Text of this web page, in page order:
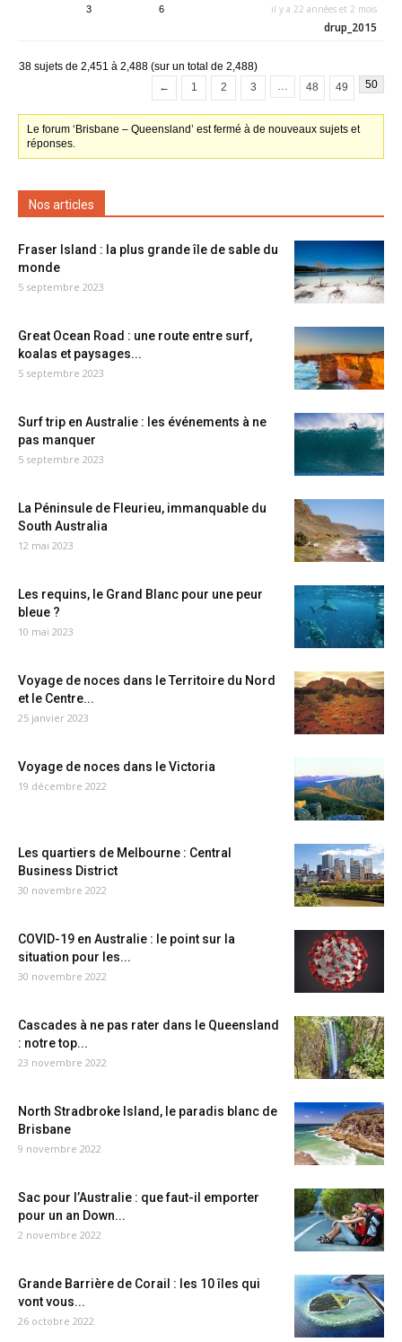
3 6 il y a 22 années et 2 mois
drup_2015
38 sujets de 2,451 à 2,488 (sur un total de 2,488)
←
1 2 3 … 48 49 50
Le forum ‘Brisbane – Queensland’ est fermé à de nouveaux sujets et
réponses.
Nos articles
Fraser Island : la plus grande île de sable du
monde
5 septembre 2023
Great Ocean Road : une route entre surf,
koalas et paysages...
5 septembre 2023
Surf trip en Australie : les événements à ne
pas manquer
5 septembre 2023
La Péninsule de Fleurieu, immanquable du
South Australia
12 mai 2023
Les requins, le Grand Blanc pour une peur
bleue ?
10 mai 2023
Voyage de noces dans le Territoire du Nord
et le Centre...
25 janvier 2023
Voyage de noces dans le Victoria
19 décembre 2022
Les quartiers de Melbourne : Central
Business District
30 novembre 2022
COVID-19 en Australie : le point sur la
situation pour les...
30 novembre 2022
Cascades à ne pas rater dans le Queensland
: notre top...
23 novembre 2022
North Stradbroke Island, le paradis blanc de
Brisbane
9 novembre 2022
Sac pour l’Australie : que faut-il emporter
pour un an Down...
2 novembre 2022
Grande Barrière de Corail : les 10 îles qui
vont vous...
26 octobre 2022